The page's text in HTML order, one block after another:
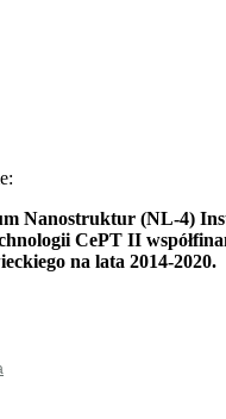
Nanostruktur (NL-4)
CePT II
na lata 2014-2020.